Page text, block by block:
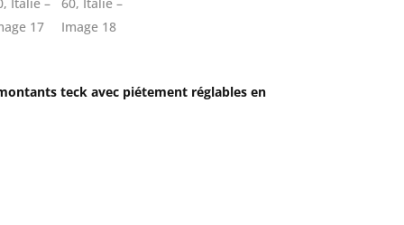
teck avec piétement réglables en